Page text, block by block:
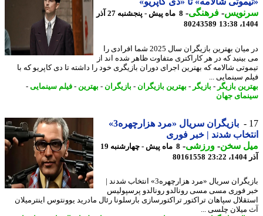
-فرهنگی-
8 ماه پیش - پنجشنبه 27 آذر
80243589
در میان بهترین بازیگران سال 2025 شما افرادی را
که در هر کاراکتری متفاوت ظاهر شده اند از
شالامه که بهترین اجرای دوران بازیگری خود را داشته تا دی کاپریو که با
سینمایی ...
بازیگر-بازیگر-بهترین بازیگران- بازیگران- بهترین- فیلم سینمایی-
جهان
بازیگران سریال «مرد هزارچهره3»
شدند | خبر فوری
سخن-ورزشی-
8 ماه پیش - چهارشنبه 19
80161558
بازیگران سریال «مرد هزارچهره3» انتخاب شدند |
فوری مسی مسی رونالدو رونالدو پرسپولیس
سپاهان تراکتور تراکتورسازی بارسلونا رئال مادرید یوونتوس اینترمیلان
چلسی ...